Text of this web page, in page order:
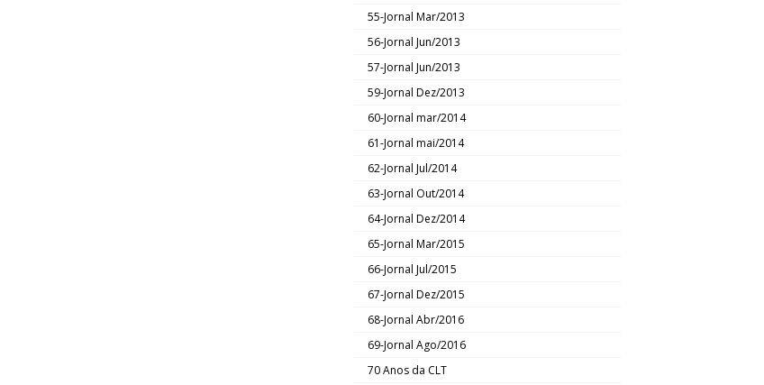
55-Jornal Mar/2013
56-Jornal Jun/2013
57-Jornal Jun/2013
59-Jornal Dez/2013
60-Jornal mar/2014
61-Jornal mai/2014
62-Jornal Jul/2014
63-Jornal Out/2014
64-Jornal Dez/2014
65-Jornal Mar/2015
66-Jornal Jul/2015
67-Jornal Dez/2015
68-Jornal Abr/2016
69-Jornal Ago/2016
70 Anos da CLT